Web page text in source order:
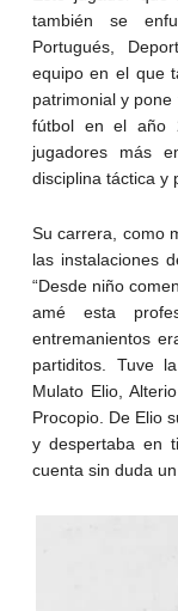
también se
Portugués,
equipo en el que
patrimonial y
fútbol en el año
jugadores más
disciplina táctica y
Su carrera, como
las instalaciones
“Desde niño
amé esta
entremanientos
partiditos. Tuve
Mulato Elio,
Procopio. De Elio
y despertaba en
cuenta sin duda